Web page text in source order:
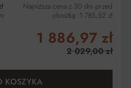
Najniższa cena z 30 dni przed
obniżką: 1 785,52 zł
1 886,97 zł
2 029,00 zł
KOSZYKA